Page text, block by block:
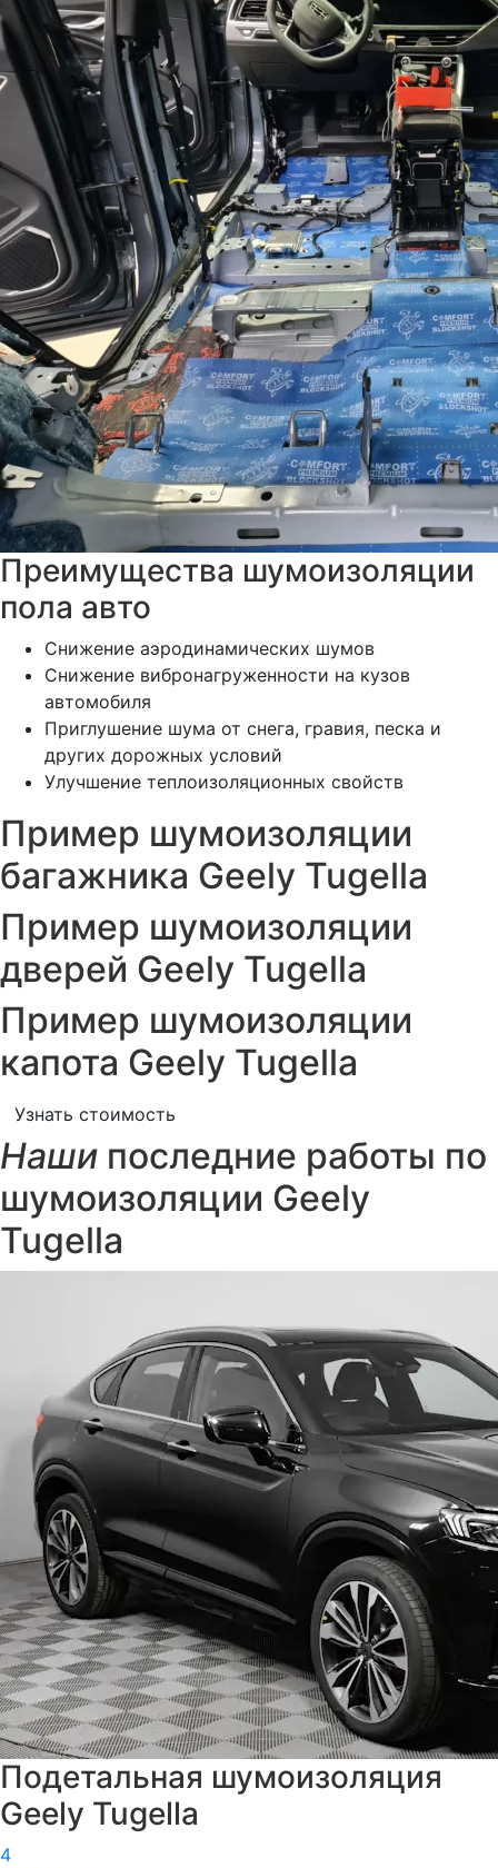
Преимущества шумоизоляции
пола авто
Снижение аэродинамических шумов
Снижение вибронагруженности на кузов
автомобиля
Приглушение шума от снега, гравия, песка и
других дорожных условий
Улучшение теплоизоляционных свойств
Пример шумоизоляции
багажника Geely Tugella
Пример шумоизоляции
дверей Geely Tugella
Пример шумоизоляции
капота Geely Tugella
Узнать стоимость
Наши последние работы по
шумоизоляции Geely
Tugella
Подетальная шумоизоляция
Geely Tugella
4